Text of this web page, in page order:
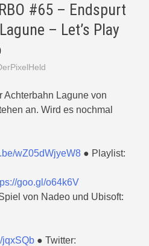
#65 – Endspurt
– Let’s Play
Lagune von
an. Wird es nochmal
wZ05dWjyeW8 ● Playlist:
goo.gl/o64k6V
von Nadeo und Ubisoft:
jqxSQb ● Twitter: